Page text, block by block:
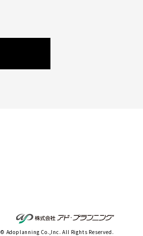
© Adoplanning Co.,Inc. All Rights Reserved.